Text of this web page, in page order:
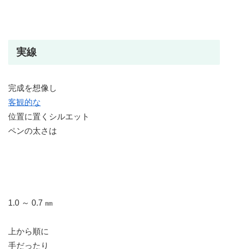
実線
完成を想像し
客観的な
位置に置くシルエット
ペンの太さは
1.0 ～ 0.7 ㎜
上から順に
手だったり